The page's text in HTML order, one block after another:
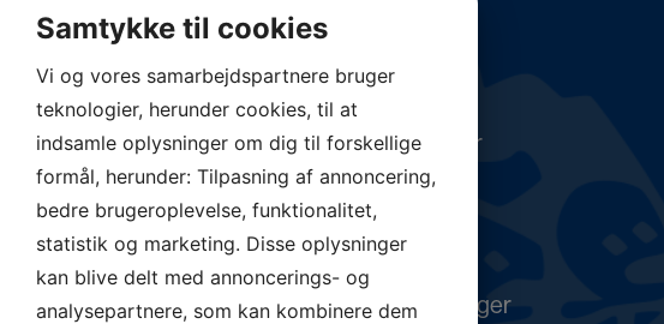
omkring deres trivsel,
dagbehandles og
og skemaer.
en hverdag, hvor eleverne
præget af faglighed,
Formål
Målsætninger
Indskrivning
Galleri
Skolepsykologer
Samtykke til cookies
Vi og vores samarbejdspartnere bruger
teknologier, herunder cookies, til at
indsamle oplysninger om dig til forskellige
formål, herunder: Tilpasning af annoncering,
bedre brugeroplevelse, funktionalitet,
statistik og marketing. Disse oplysninger
kan blive delt med annoncerings- og
analysepartnere, som kan kombinere dem